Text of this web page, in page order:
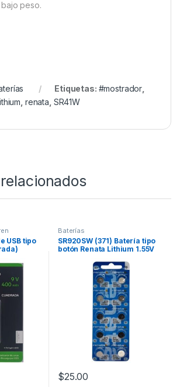
peso.
Etiquetas: #mostrador
renata SR41W
USB tipo
Baterías
SR920SW (371) Batería tipo
botón Renata Lithium 1.55V
electrónicos diversos
$25.00